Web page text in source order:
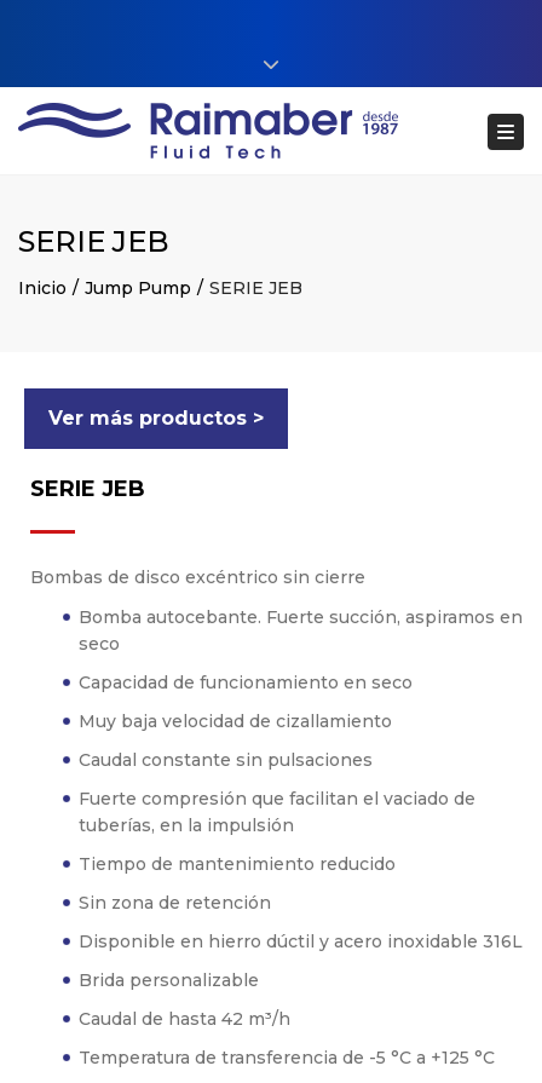
web@raimaberfluidtech.com
Close top bar
SERIE JEB
Inicio Jump Pump SERIE JEB
Ver más productos >
SERIE JEB
Bombas de disco excéntrico sin cierre
Bomba autocebante. Fuerte succión, aspiramos en
seco
Capacidad de funcionamiento en seco
Muy baja velocidad de cizallamiento
Caudal constante sin pulsaciones
Fuerte compresión que facilitan el vaciado de
tuberías, en la impulsión
Tiempo de mantenimiento reducido
Sin zona de retención
Disponible en hierro dúctil y acero inoxidable 316L
Brida personalizable
Caudal de hasta 42 m³/h
Temperatura de transferencia de -5 °C a +125 °C